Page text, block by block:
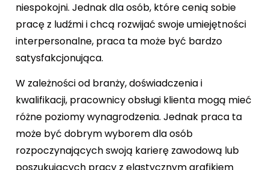
niespokojni. Jednak dla osób, które cenią sobie
pracę z ludźmi i chcą rozwijać swoje umiejętności
interpersonalne, praca ta może być bardzo
satysfakcjonująca.
W zależności od branży, doświadczenia i
kwalifikacji, pracownicy obsługi klienta mogą mieć
różne poziomy wynagrodzenia. Jednak praca ta
może być dobrym wyborem dla osób
rozpoczynających swoją karierę zawodową lub